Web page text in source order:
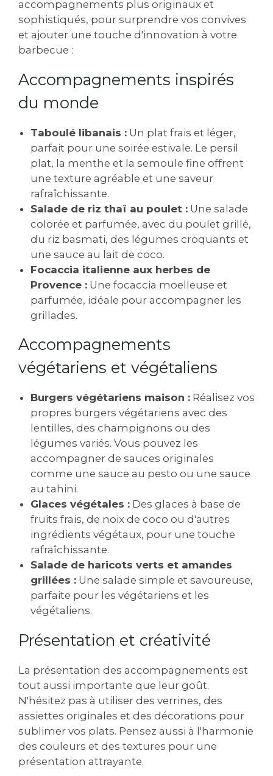
accompagnements plus originaux et
sophistiqués, pour surprendre vos convives
et ajouter une touche d'innovation à votre
barbecue :
Accompagnements inspirés
du monde
Taboulé libanais : Un plat frais et léger,
parfait pour une soirée estivale. Le persil
plat, la menthe et la semoule fine offrent
une texture agréable et une saveur
rafraîchissante.
Salade de riz thaï au poulet : Une salade
colorée et parfumée, avec du poulet grillé,
du riz basmati, des légumes croquants et
une sauce au lait de coco.
Focaccia italienne aux herbes de
Provence : Une focaccia moelleuse et
parfumée, idéale pour accompagner les
grillades.
Accompagnements
végétariens et végétaliens
Burgers végétariens maison : Réalisez vos
propres burgers végétariens avec des
lentilles, des champignons ou des
légumes variés. Vous pouvez les
accompagner de sauces originales
comme une sauce au pesto ou une sauce
au tahini.
Glaces végétales : Des glaces à base de
fruits frais, de noix de coco ou d'autres
ingrédients végétaux, pour une touche
rafraîchissante.
Salade de haricots verts et amandes
grillées : Une salade simple et savoureuse,
parfaite pour les végétariens et les
végétaliens.
Présentation et créativité
La présentation des accompagnements est
tout aussi importante que leur goût.
N'hésitez pas à utiliser des verrines, des
assiettes originales et des décorations pour
sublimer vos plats. Pensez aussi à l'harmonie
des couleurs et des textures pour une
présentation attrayante.